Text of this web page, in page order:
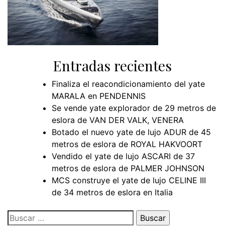
Entradas recientes
Finaliza el reacondicionamiento del yate
MARALA en PENDENNIS
Se vende yate explorador de 29 metros de
eslora de VAN DER VALK, VENERA
Botado el nuevo yate de lujo ADUR de 45
metros de eslora de ROYAL HAKVOORT
Vendido el yate de lujo ASCARI de 37
metros de eslora de PALMER JOHNSON
MCS construye el yate de lujo CELINE III
de 34 metros de eslora en Italia
Buscar: